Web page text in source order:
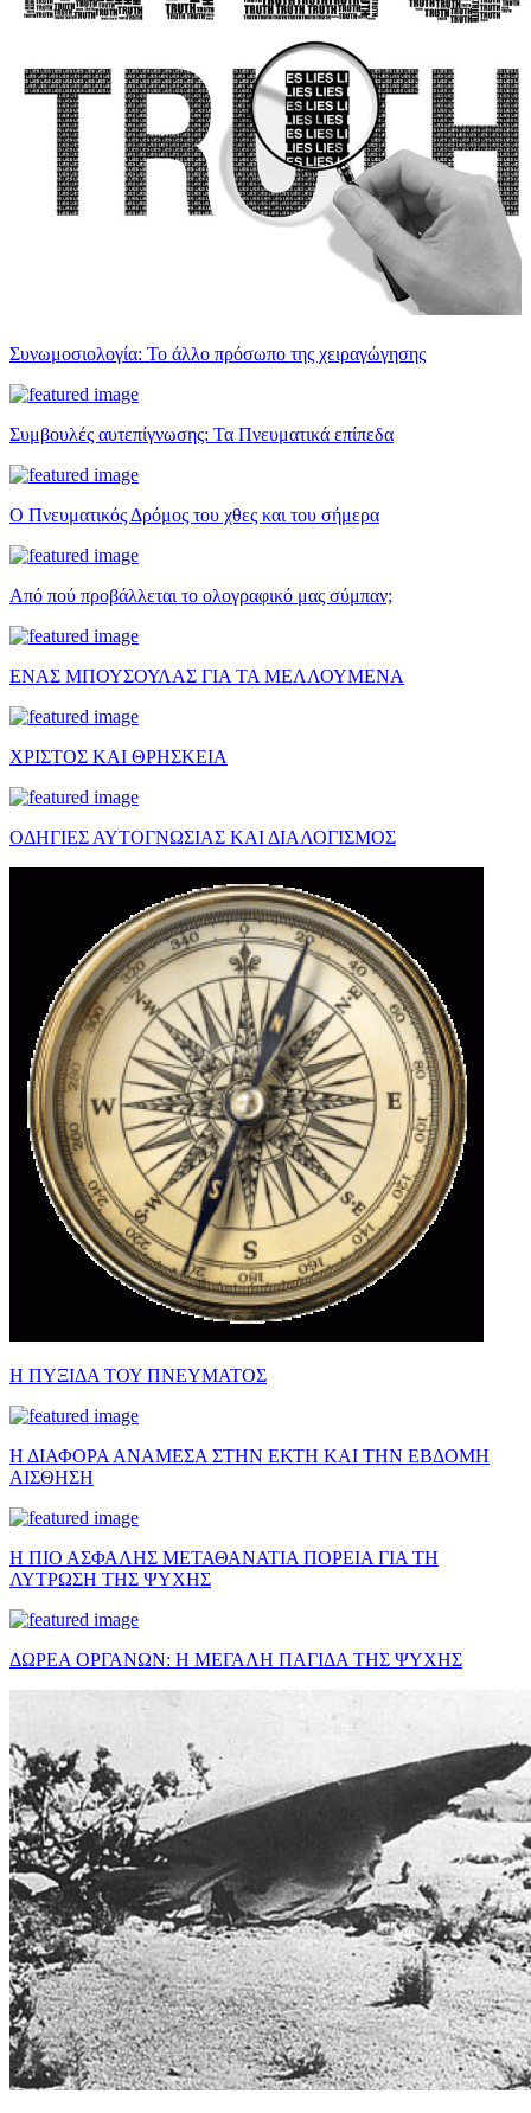
Συνωμοσιολογία: Το άλλο πρόσωπο της χειραγώγησης
Συμβουλές αυτεπίγνωσης: Τα Πνευματικά επίπεδα
Ο Πνευματικός Δρόμος του χθες και του σήμερα
Από πού προβάλλεται το ολογραφικό μας σύμπαν;
ΕΝΑΣ ΜΠΟΥΣΟΥΛΑΣ ΓΙΑ ΤΑ ΜΕΛΛΟΥΜΕΝΑ
ΧΡΙΣΤΟΣ ΚΑΙ ΘΡΗΣΚΕΙΑ
ΟΔΗΓΙΕΣ ΑΥΤΟΓΝΩΣΙΑΣ ΚΑΙ ΔΙΑΛΟΓΙΣΜΟΣ
Η ΠΥΞΙΔΑ ΤΟΥ ΠΝΕΥΜΑΤΟΣ
Η ΔΙΑΦΟΡΑ ΑΝΑΜΕΣΑ ΣΤΗΝ ΕΚΤΗ ΚΑΙ ΤΗΝ ΕΒΔΟΜΗ
ΑΙΣΘΗΣΗ
Η ΠΙΟ ΑΣΦΑΛΗΣ ΜΕΤΑΘΑΝΑΤΙΑ ΠΟΡΕΙΑ ΓΙΑ ΤΗ
ΛΥΤΡΩΣΗ ΤΗΣ ΨΥΧΗΣ
ΔΩΡΕΑ ΟΡΓΑΝΩΝ: Η ΜΕΓΑΛΗ ΠΑΓΙΔΑ ΤΗΣ ΨΥΧΗΣ